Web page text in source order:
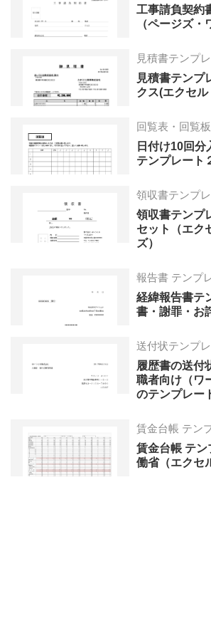
工事請負契約
（ページズ・
見積書テンプ
見積書テンプ
クス(エクセ
回覧表・回覧
日付け10回分
テンプレート
領収書テンプ
領収書テンプ
セット（エク
ズ）
報告書 テンプ
経緯報告書テ
書・謝罪・お
送付状テンプ
履歴書の送付
職者向け（ワ
のテンプレー
賃金台帳 テン
賃金台帳 テ
働省（エクセ